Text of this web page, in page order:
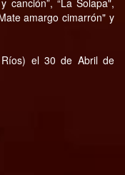
canción”, “La Solapa",
amargo cimarrón" y
el 30 de Abril de